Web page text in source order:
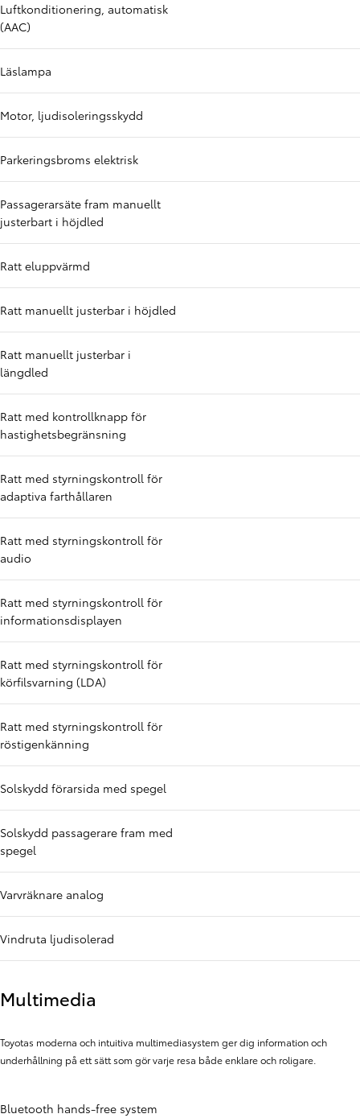
Luftkonditionering, automatisk
(AAC)
Läslampa
Motor, ljudisoleringsskydd
Parkeringsbroms elektrisk
Passagerarsäte fram manuellt
justerbart i höjdled
Ratt eluppvärmd
Ratt manuellt justerbar i höjdled
Ratt manuellt justerbar i
längdled
Ratt med kontrollknapp för
hastighetsbegränsning
Ratt med styrningskontroll för
adaptiva farthållaren
Ratt med styrningskontroll för
audio
Ratt med styrningskontroll för
informationsdisplayen
Ratt med styrningskontroll för
körfilsvarning (LDA)
Ratt med styrningskontroll för
röstigenkänning
Solskydd förarsida med spegel
Solskydd passagerare fram med
spegel
Varvräknare analog
Vindruta ljudisolerad
Multimedia
Toyotas moderna och intuitiva multimediasystem ger dig information och
underhållning på ett sätt som gör varje resa både enklare och roligare.
Bluetooth hands-free system